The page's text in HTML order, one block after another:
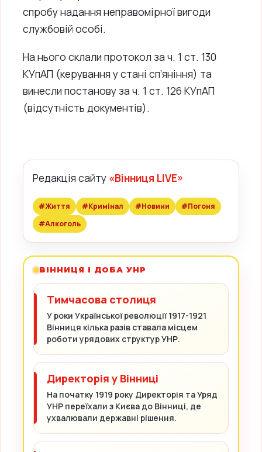
спробу надання неправомірної вигоди
службовій особі.
На нього склали протокол за ч. 1 ст. 130
КУпАП (керування у стані сп’яніння) та
винесли постанову за ч. 1 ст. 126 КУпАП
(відсутність документів).
Редакція сайту «Вінниця LIVE»
#Життя #Кримінал #Новини
#Погоня
#Алкоголь
ВІННИЦЯ І ДОБА УНР
Тимчасова столиця
У роки Української революції 1917-1921
Вінниця кілька разів ставала місцем
роботи урядових структур УНР.
Директорія у Вінниці
На початку 1919 року Директорія та Уряд
УНР переїхали з Києва до Вінниці, де
ухвалювали державні рішення.